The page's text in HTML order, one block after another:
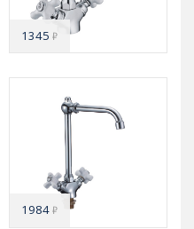
1345₽
1984₽